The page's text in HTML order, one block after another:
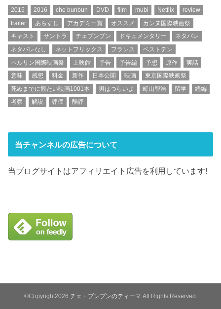
2015 2016 che bunbun DVD film mubi Netflix
review
trailer
あらすじ アカデミー賞 オススメ
カンヌ国際映画祭
キャスト
サントラ チェブンブン ドキュメンタリー
ネタバレ
ネタバレなし
ネットフリックス フランス
ベストテン
ベルリン国際映画祭
上映館 予告 予告編 予想 原作
実話
意味
感想 料金 新作 日本公開 映画
東京国際映画祭
死ぬまでに観たい映画1001本
男はつらいよ 町山智浩 留学
続編
考察
解説 評価 酷評
当チャンネルの広告について
当ブログサイトはアフィリエイト広告を利用しています!
©Copyright2026 チェ・ブンブンのティーマ .All Rights Reserved.